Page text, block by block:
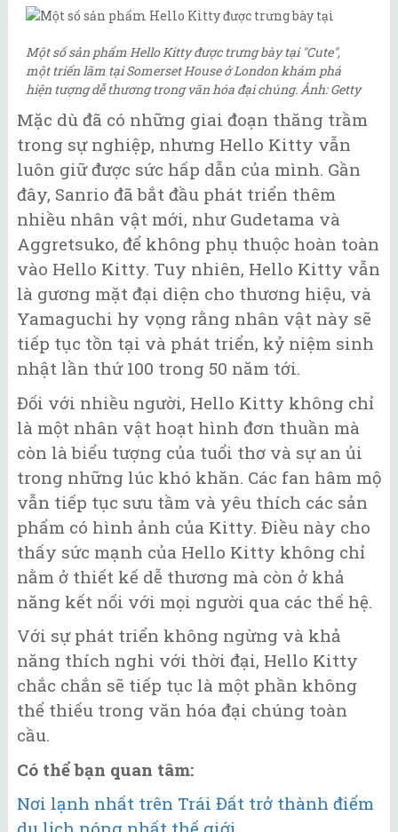
Một số sản phẩm Hello Kitty được trưng bày tại "Cute",
một triển lãm tại Somerset House ở London khám phá
hiện tượng dễ thương trong văn hóa đại chúng. Ảnh: Getty
Mặc dù đã có những giai đoạn thăng trầm
trong sự nghiệp, nhưng Hello Kitty vẫn
luôn giữ được sức hấp dẫn của mình. Gần
đây, Sanrio đã bắt đầu phát triển thêm
nhiều nhân vật mới, như Gudetama và
Aggretsuko, để không phụ thuộc hoàn toàn
vào Hello Kitty. Tuy nhiên, Hello Kitty vẫn
là gương mặt đại diện cho thương hiệu, và
Yamaguchi hy vọng rằng nhân vật này sẽ
tiếp tục tồn tại và phát triển, kỷ niệm sinh
nhật lần thứ 100 trong 50 năm tới.
Đối với nhiều người, Hello Kitty không chỉ
là một nhân vật hoạt hình đơn thuần mà
còn là biểu tượng của tuổi thơ và sự an ủi
trong những lúc khó khăn. Các fan hâm mộ
vẫn tiếp tục sưu tầm và yêu thích các sản
phẩm có hình ảnh của Kitty. Điều này cho
thấy sức mạnh của Hello Kitty không chỉ
nằm ở thiết kế dễ thương mà còn ở khả
năng kết nối với mọi người qua các thế hệ.
Với sự phát triển không ngừng và khả
năng thích nghi với thời đại, Hello Kitty
chắc chắn sẽ tiếp tục là một phần không
thể thiếu trong văn hóa đại chúng toàn
cầu.
Có thể bạn quan tâm:
Nơi lạnh nhất trên Trái Đất trở thành điểm